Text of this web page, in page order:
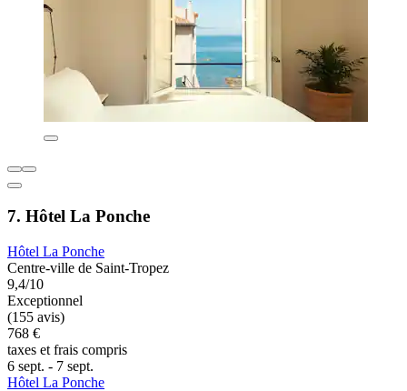
7. Hôtel La Ponche
Hôtel La Ponche
Centre-ville de Saint-Tropez
9,4/10
Exceptionnel
(155 avis)
768 €
taxes et frais compris
6 sept. - 7 sept.
Hôtel La Ponche